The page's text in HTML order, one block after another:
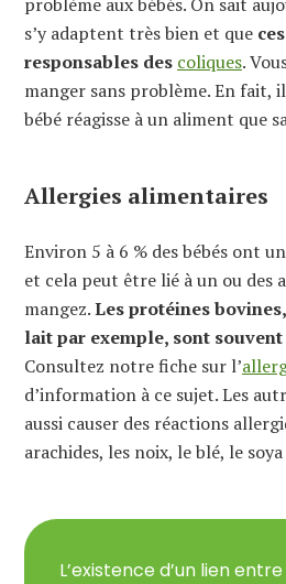
s’y adaptent très bien et que
responsables des coliques.
manger sans problème. En fait,
bébé réagisse à un aliment que
Allergies alimentaires
Environ 5 à 6 % des bébés ont
et cela peut être lié à un ou des
mangez.Les protéines
lait par exemple, sont
Consultez notre fiche sur l’
d’information à ce sujet. Les
aussi causer des réactions
arachides, les noix, le blé, le
L’existence d’un lien